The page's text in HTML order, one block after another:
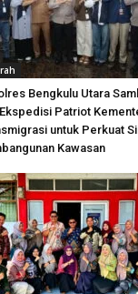
Bengkulu Utara
Patriot
untuk Perkuat
Kawasan